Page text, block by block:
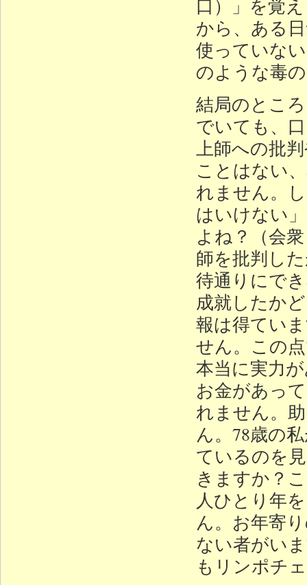
口）」を覚
から、ある
使っていな
のような毒
結局のとこ
でいても、
上師への批
ことはない
れません。
はいけない
よね？（会
師を批判し
待通りにで
成就したか
報は得てい
せん。この
本当に実力
お金があっ
れません。
ん。78歳の
ているのを
きますか？
人ひとり年
ん。お年寄
ない者がい
もリンポチ